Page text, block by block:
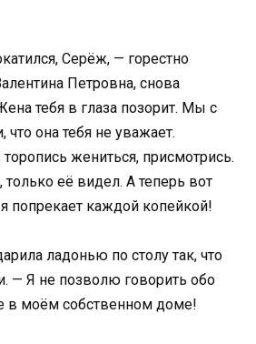
Серёж, — горестно
Петровна, снова
тебя в глаза позорит. Мы с
что она тебя не уважает.
жениться, присмотрись.
её видел. А теперь вот
попрекает каждой копейкой!
ладонью по столу так, что
— Я не позволю говорить обо
в моём собственном доме!